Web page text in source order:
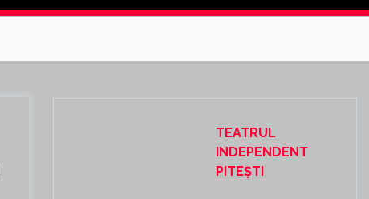
TEATRUL
INDEPENDENT
PITEȘTI